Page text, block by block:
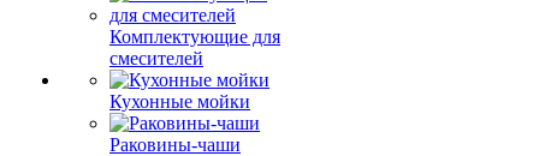
Комплектующие для
смесителей
Кухонные мойки
Раковины-чаши